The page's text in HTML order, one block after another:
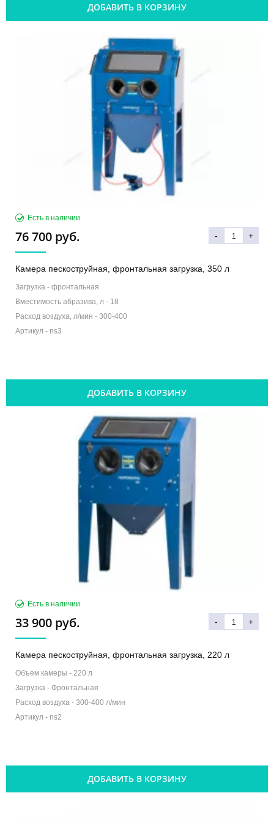
ДОБАВИТЬ В КОРЗИНУ
Есть в наличии
76 700 руб. - +
Камера пескоструйная, фронтальная загрузка, 350 л
Загрузка - фронтальная
Вместимость абразива, л - 18
Расход воздуха, л/мин - 300-400
Артикул - ns3
ДОБАВИТЬ В КОРЗИНУ
Есть в наличии
33 900 руб. - +
Камера пескоструйная, фронтальная загрузка, 220 л
Объем камеры - 220 л
Загрузка - Фронтальная
Расход воздуха - 300-400 л/мин
Артикул - ns2
ДОБАВИТЬ В КОРЗИНУ